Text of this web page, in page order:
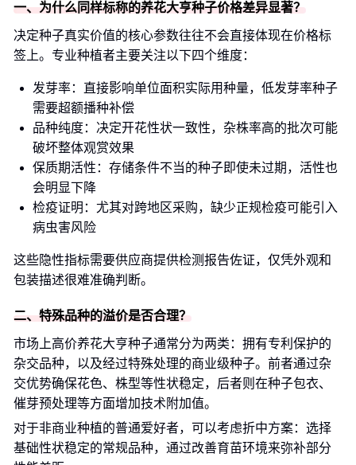
一、为什么同样标称的养花大亨种子价格差异显著？
决定种子真实价值的核心参数往往不会直接体现在价格标
签上。专业种植者主要关注以下四个维度：
发芽率：直接影响单位面积实际用种量，低发芽率种子
需要超额播种补偿
品种纯度：决定开花性状一致性，杂株率高的批次可能
破坏整体观赏效果
保质期活性：存储条件不当的种子即使未过期，活性也
会明显下降
检疫证明：尤其对跨地区采购，缺少正规检疫可能引入
病虫害风险
这些隐性指标需要供应商提供检测报告佐证，仅凭外观和
包装描述很难准确判断。
二、特殊品种的溢价是否合理？
市场上高价养花大亨种子通常分为两类：拥有专利保护的
杂交品种，以及经过特殊处理的商业级种子。前者通过杂
交优势确保花色、株型等性状稳定，后者则在种子包衣、
催芽预处理等方面增加技术附加值。
对于非商业种植的普通爱好者，可以考虑折中方案：选择
基础性状稳定的常规品种，通过改善育苗环境来弥补部分